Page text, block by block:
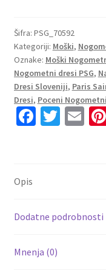
Saint-
Germain
PSG
Gostujoči
2023
Kratek
Rokav
BERNAT
količina
Šifra: PSG_70592
Kategoriji: Moški,
Oznake: Moški
Nogometni dresi PSG,
Dresi Sloveniji, Paris
Dresi, Poceni
Fa
k
T E
Opis
Dodatne podrobnosti
Mnenja (0)